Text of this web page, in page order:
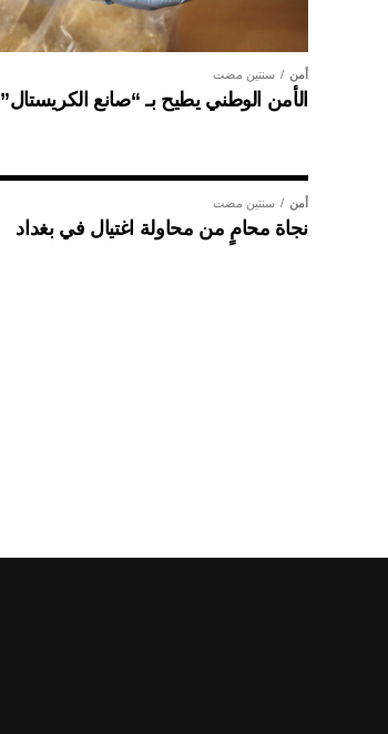
أمن سنتين مضت
الأمن الوطني يطيح بـ “صانع الكريستال”
أمن سنتين مضت
نجاة محامٍ من محاولة اغتيال في بغداد